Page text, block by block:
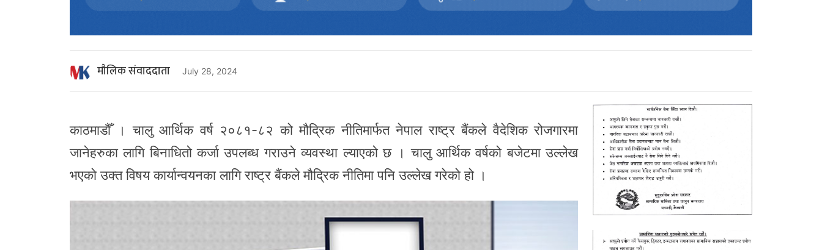
माैलिक संवाददाता July 28, 2024
काठमाडौँ । चालु आर्थिक वर्ष २०८१-८२ को मौद्रिक नीतिमार्फत नेपाल राष्ट्र बैंकले वैदेशिक रोजगारमा
जानेहरुका लागि बिनाधितो कर्जा उपलब्ध गराउने व्यवस्था ल्याएको छ । चालु आर्थिक वर्षको बजेटमा उल्लेख
भएको उक्त विषय कार्यान्वयनका लागि राष्ट्र बैंकले मौद्रिक नीतिमा पनि उल्लेख गरेको हो ।